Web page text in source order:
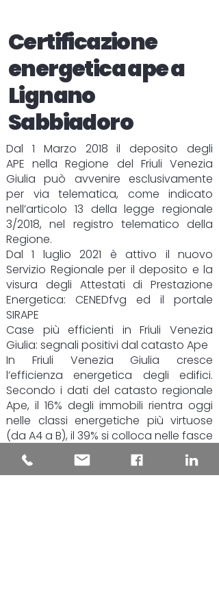
Certificazione
energetica ape a
Lignano
Sabbiadoro
Dal 1 Marzo 2018 il deposito degli
APE nella Regione del Friuli Venezia
Giulia può avvenire esclusivamente
per via telematica, come indicato
nell’articolo 13 della legge regionale
3/2018, nel registro telematico della
Regione.
Dal 1 luglio 2021 è attivo il nuovo
Servizio Regionale per il deposito e la
visura degli Attestati di Prestazione
Energetica: CENEDfvg ed il portale
SIRAPE
Case più efficienti in Friuli Venezia
Giulia: segnali positivi dal catasto Ape
In Friuli Venezia Giulia cresce
l’efficienza energetica degli edifici.
Secondo i dati del catasto regionale
Ape, il 16% degli immobili rientra oggi
nelle classi energetiche più virtuose
(da A4 a B), il 39% si colloca nelle fasce
intermedie, mentre poco meno del
45% resta nelle classi più energivore, F